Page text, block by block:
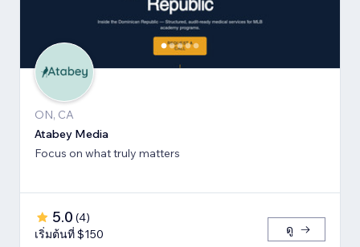
ON, CA
Atabey Media
Focus on what truly matters
5.0 (4)
เริ่มต้นที่ $150
ดู